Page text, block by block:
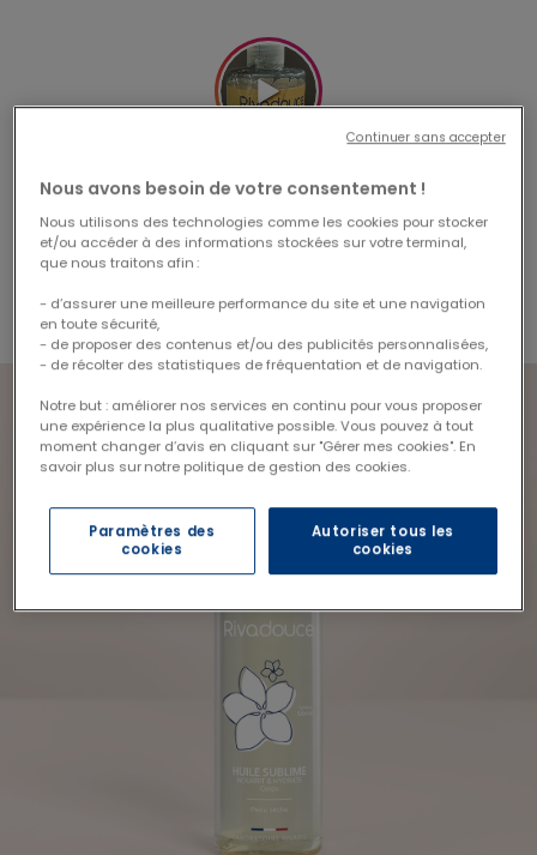
1 trousse XL offerte dès 69€
CODE : CABAS26
Livraison offerte
à partir de 49€ d'achats
Nous avons besoin de votre consentement !
Nous utilisons des technologies comme les cookies pour stocker
et/ou accéder à des informations stockées sur votre terminal,
que nous traitons afin :
- d’assurer une meilleure performance du site et une navigation
en toute sécurité,
- de proposer des contenus et/ou des publicités personnalisées,
- de récolter des statistiques de fréquentation et de navigation.
Notre but : améliorer nos services en continu pour vous proposer
une expérience la plus qualitative possible. Vous pouvez à tout
moment changer d’avis en cliquant sur "Gérer mes cookies". En
savoir plus sur notre politique de gestion des cookies.
Paramètres des
cookies
Autoriser tous les
cookies
Continuer sans accepter